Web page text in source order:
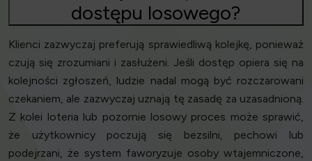
dostępu losowego?
Klienci zazwyczaj preferują sprawiedliwą kolejkę, ponieważ
czują się zrozumiani i zasłużeni. Jeśli dostęp opiera się na
kolejności zgłoszeń, ludzie nadal mogą być rozczarowani
czekaniem, ale zazwyczaj uznają tę zasadę za uzasadnioną.
Z kolei loteria lub pozornie losowy proces może sprawić,
że użytkownicy poczują się bezsilni, pechowi lub
podejrzani, że system faworyzuje osoby wtajemniczone,